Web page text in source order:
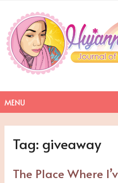
MENU
Tag: giveaway
The Place Where